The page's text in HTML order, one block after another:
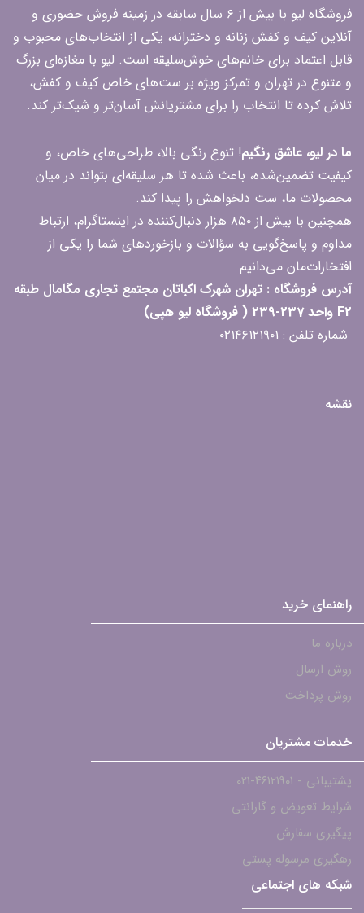
فروشگاه لیو با بیش از ۶ سال سابقه در زمینه فروش حضوری و
آنلاین کیف و کفش زنانه و دخترانه، یکی از انتخاب‌های محبوب و
قابل اعتماد برای خانم‌های خوش‌سلیقه است. لیو با مغازه‌ای بزرگ
و متنوع در تهران و تمرکز ویژه بر ست‌های خاص کیف و کفش،
تلاش کرده تا انتخاب را برای مشتریانش آسان‌تر و شیک‌تر کند.
ما در لیو، عاشق رنگیم! تنوع رنگی بالا، طراحی‌های خاص، و
کیفیت تضمین‌شده، باعث شده تا هر سلیقه‌ای بتواند در میان
محصولات ما، ست دلخواهش را پیدا کند.
همچنین با بیش از ۸۵۰ هزار دنبال‌کننده در اینستاگرام، ارتباط
مداوم و پاسخ‌گویی به سؤالات و بازخوردهای شما را یکی از
افتخارات‌مان می‌دانیم
آدرس فروشگاه : تهران شهرک اکباتان مجتمع تجاری مگامال طبقه
F2 واحد 237-239 ( فروشگاه لیو هپی)
شماره تلفن : ۰۲۱۴۶۱۲۱۹۰۱
نقشه
راهنمای خرید
درباره ما
روش ارسال
روش پرداخت
خدمات مشتریان
پشتیبانی - ۴۶۱۲۱۹۰۱-021
شرایط تعویض و گارانتی
پیگیری سفارش
رهگیری مرسوله پستی
شبکه های اجتماعی